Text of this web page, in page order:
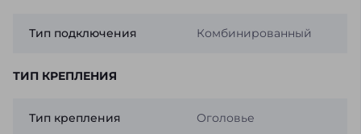
Тип подключения Комбинированный
ТИП КРЕПЛЕНИЯ
Тип крепления Оголовье